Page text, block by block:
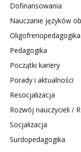
Dofinansowania
Nauczanie języków
Oligofrenopedagogika
Pedagogika
Początki kariery
Porady i aktualności
Resocjalizacja
Rozwój nauczycieli /
Socjalizacja
Surdopedagogika